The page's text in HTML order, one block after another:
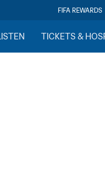
FIFA REWARDS
TICKETS &